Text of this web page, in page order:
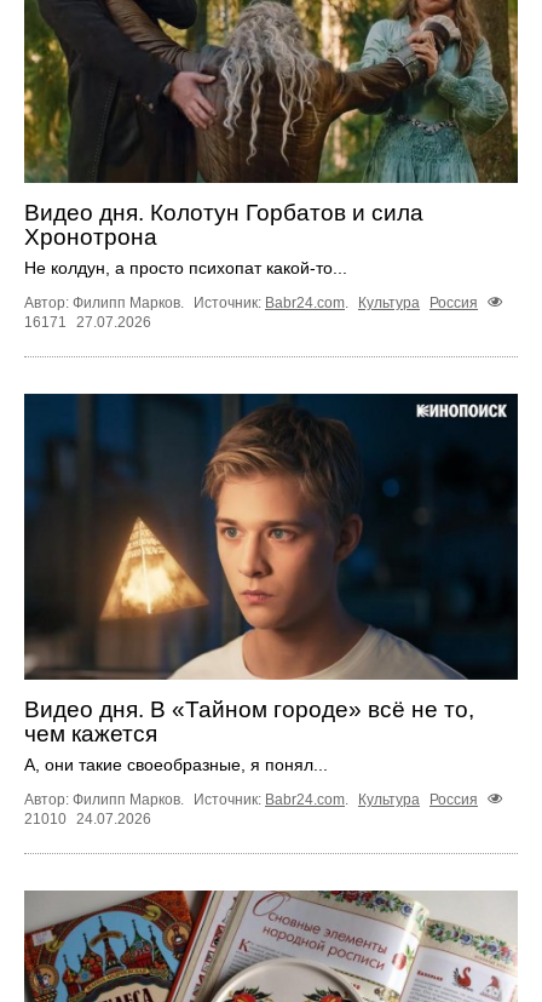
Видео дня. Колотун Горбатов и сила
Хронотрона
Не колдун, а просто психопат какой‑то...
Автор: Филипп Марков. Источник: Babr24.com Культура
Россия
16171
27.07.2026
Видео дня. В «Тайном городе» всё не то,
чем кажется
А, они такие своеобразные, я понял...
Автор: Филипп Марков. Источник: Babr24.com. Культура
Россия
21010 24.07.2026